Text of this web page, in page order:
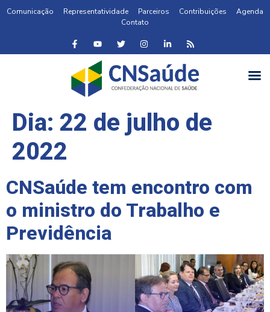
Comunicação Representatividade Parceiros Contribuições
Agenda
Contato
Dia: 22 de julho de
2022
CNSaúde tem encontro com
o ministro do Trabalho e
Previdência